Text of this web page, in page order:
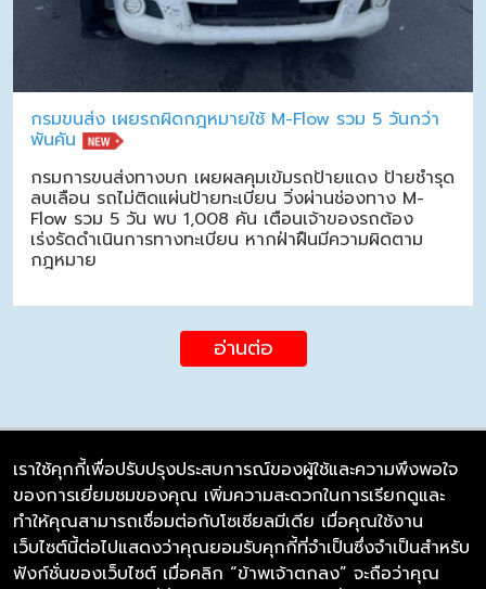
กรมขนส่ง เผยรถผิดกฎหมายใช้ M-Flow รวม 5 วันกว่า
พันคัน
กรมการขนส่งทางบก เผยผลคุมเข้มรถป้ายแดง ป้ายชำรุด
ลบเลือน รถไม่ติดแผ่นป้ายทะเบียน วิ่งผ่านช่องทาง M-
Flow รวม 5 วัน พบ 1,008 คัน เตือนเจ้าของรถต้อง
เร่งรัดดำเนินการทางทะเบียน หากฝ่าฝืนมีความผิดตาม
กฎหมาย
อ่านต่อ
บริษัท ซิมลิงค์ จำกัด
98/226 Bangrakyai-Baanmai Road,
Bangyai, Nonthaburi 11140
เราใช้คุกกี้เพื่อปรับปรุงประสบการณ์ของผู้ใช้และความพึงพอใจ
ของการเยี่ยมชมของคุณ เพิ่มความสะดวกในการเรียกดูและ
ทำให้คุณสามารถเชื่อมต่อกับโซเชียลมีเดีย เมื่อคุณใช้งาน
เว็บไซต์นี้ต่อไปแสดงว่าคุณยอมรับคุกกี้ที่จำเป็นซึ่งจำเป็นสำหรับ
ฟังก์ชั่นของเว็บไซต์ เมื่อคลิก “ข้าพเจ้าตกลง” จะถือว่าคุณ